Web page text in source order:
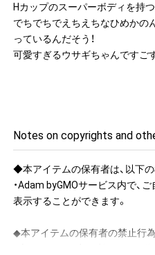
Hカップのスーパーボディを持つ
でちでちでえちえちなひめかの
っているんだそう！
可愛すぎるウサギちゃんですご
Notes on copyrights and
◆本アイテムの保有者は、以下の
・Adam byGMOサービス内で、
表示することができます。
◆本アイテムの保有者の禁止行為